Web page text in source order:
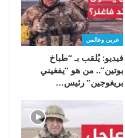
عربي وعالمي
فيديو: يُلقب بـ “طباخ
بوتين”.. من هو “يفغيني
بريغوجين” رئيس…